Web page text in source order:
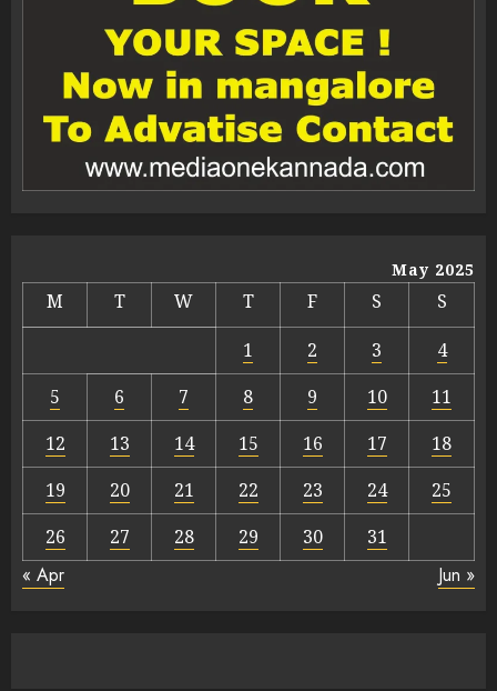
May 2025
M T W T F S
S
1
2 3
4
5
6 7 8 9 10
11
12
13 14 15 16 17
18
19
20 21 22 23 24
25
26
27 28 29 30 31
« Apr Jun »